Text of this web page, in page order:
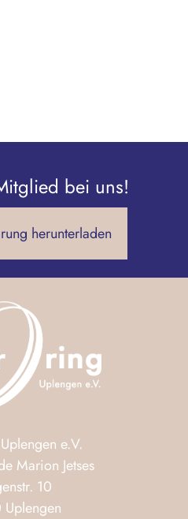
bei uns!
herunterladen
e.V.
Marion Jetses
10